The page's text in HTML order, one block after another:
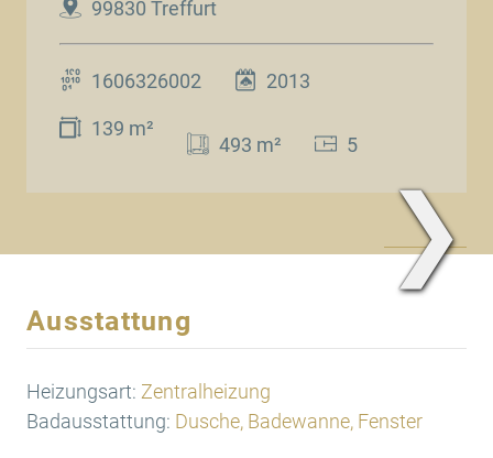
99830 Treffurt
1606326002 2013
139 m²
493 m² 5
❯
Ausstattung
Heizungsart: Zentralheizung
Badausstattung: Dusche, Badewanne, Fenster